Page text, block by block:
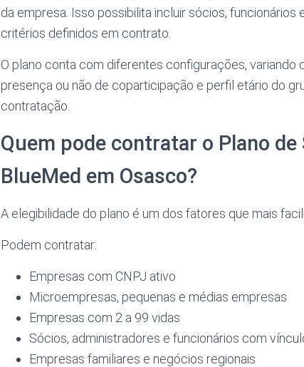
da empresa. Isso possibilita incluir sócios,
critérios definidos em contrato.
O plano conta com diferentes configurações,
presença ou não de coparticipação e perfil etário do
contratação.
Quem pode contratar o Plano
BlueMed em Osasco?
A elegibilidade do plano é um dos fatores que mais
Podem contratar:
Empresas com CNPJ ativo
Microempresas, pequenas e médias empresas
Empresas com 2 a 99 vidas
Sócios, administradores e funcionários com
Empresas familiares e negócios regionais